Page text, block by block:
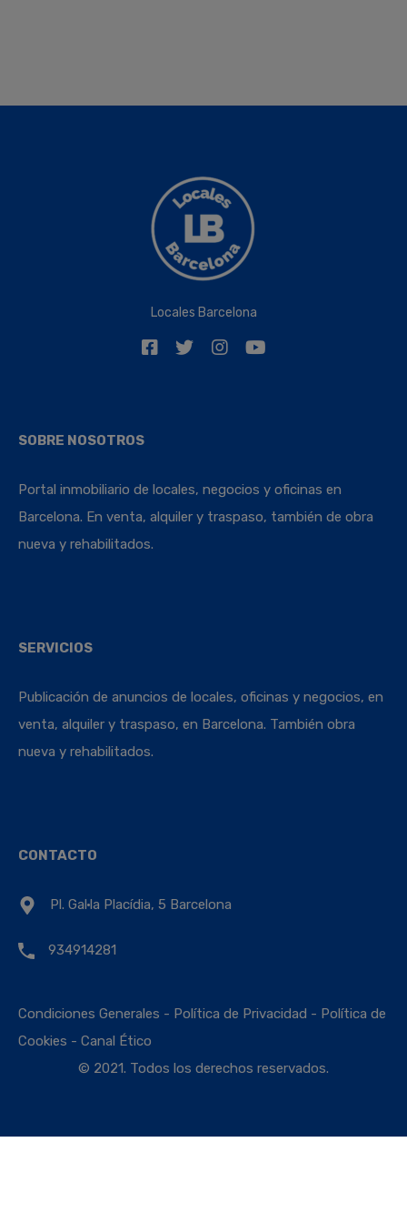
Locales Barcelona
SOBRE NOSOTROS
Portal inmobiliario de locales, negocios y oficinas en
Barcelona. En venta, alquiler y traspaso, también de obra
nueva y rehabilitados.
SERVICIOS
Publicación de anuncios de locales, oficinas y negocios, en
venta, alquiler y traspaso, en Barcelona. También obra
nueva y rehabilitados.
CONTACTO
Pl. Gal·la Placídia, 5 Barcelona
934914281
Condiciones Generales - Política de Privacidad - Política de
Cookies - Canal Ético
© 2021. Todos los derechos reservados.